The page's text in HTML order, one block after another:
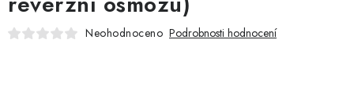
VYSAVAČE, TEPOVAČE
Neohodnoceno Podrobnosti hodnocení